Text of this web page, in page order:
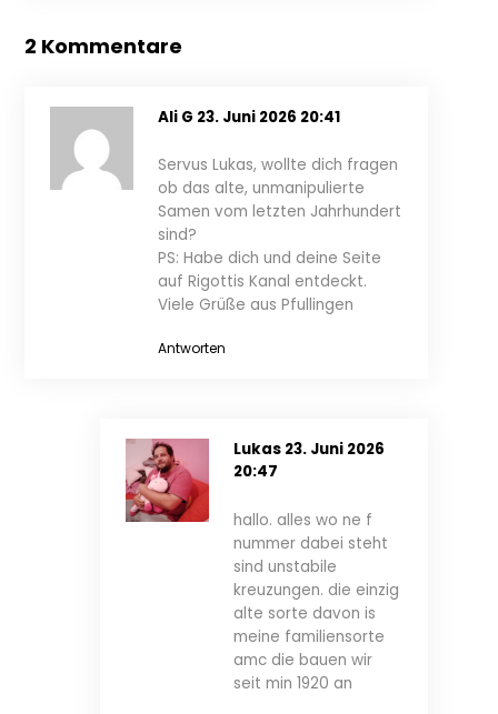
2 Kommentare
Ali G 23. Juni 2026 20:41
Servus Lukas, wollte dich fragen
ob das alte, unmanipulierte
Samen vom letzten Jahrhundert
sind?
PS: Habe dich und deine Seite
auf Rigottis Kanal entdeckt.
Viele Grüße aus Pfullingen
Antworten
Lukas 23. Juni 2026
20:47
hallo. alles wo ne f
nummer dabei steht
sind unstabile
kreuzungen. die einzig
alte sorte davon is
meine familiensorte
amc die bauen wir
seit min 1920 an